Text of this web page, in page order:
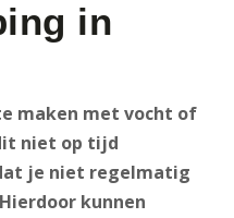
in
maken met vocht of
niet op tijd
je niet regelmatig
kunnen